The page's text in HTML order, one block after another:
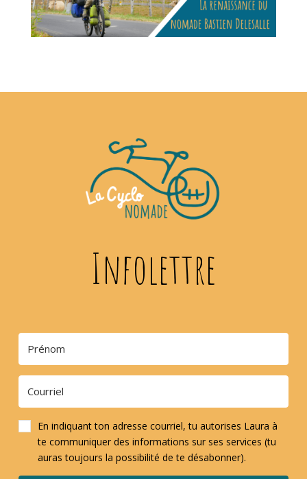
Infolettre
En indiquant ton adresse courriel, tu autorises Laura à
te communiquer des informations sur ses services (tu
auras toujours la possibilité de te désabonner).